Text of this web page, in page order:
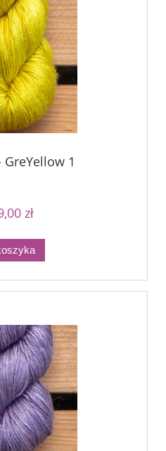
GreYellow 1
zł